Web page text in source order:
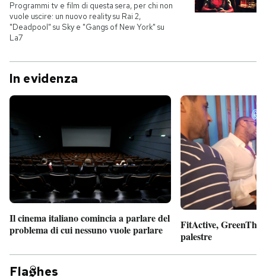
Programmi tv e film di questa sera, per chi non
vuole uscire: un nuovo reality su Rai 2,
"Deadpool" su Sky e "Gangs of New York" su
La7
In evidenza
Il cinema italiano comincia a parlare del
problema di cui nessuno vuole parlare
FitActive,
palestre
Fla hes